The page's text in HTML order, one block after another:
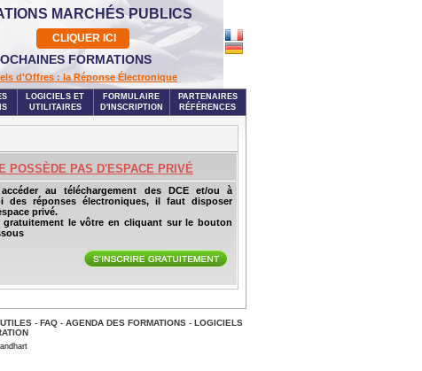
MARCHÉS PUBLICS
CLIQUER ICI
FORMATIONS
d'Offres : la Réponse Électronique
LOGICIELS ET
UTILITAIRES
FORMULAIRE
D'INSCRIPTION
PARTENAIRES
RÉFÉRENCES
POSSÈDE PAS D'ESPACE PRIVÉ
au téléchargement des DCE et/ou à
des réponses électroniques, il faut disposer
privé.
gratuitement le vôtre en cliquant sur le bouton
- FAQ- AGENDA DES FORMATIONS- LOGICIELS